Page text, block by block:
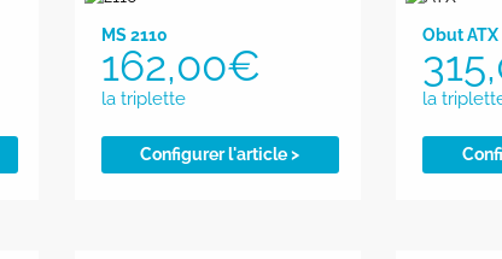
MS 2110
162,00€
Configurer l'article >
Obut ATX